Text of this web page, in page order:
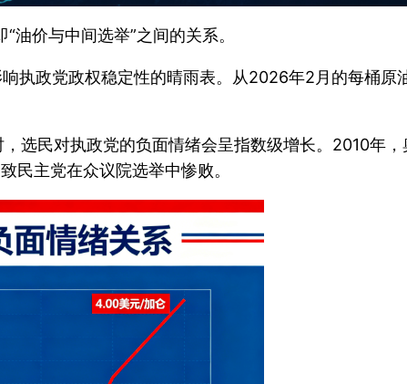
油价与中间选举”之间的关系。
执政党政权稳定性的晴雨表。从2026年2月的每桶
选民对执政党的负面情绪会呈指数级增长。2010年
民主党在众议院选举中惨败。